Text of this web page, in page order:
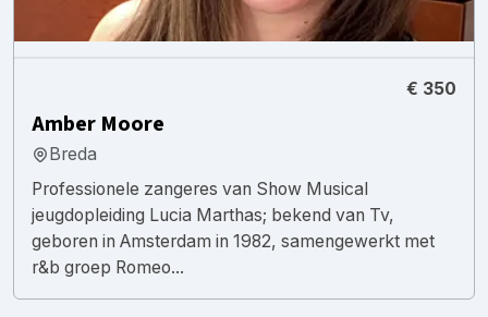
€ 350
Amber Moore
Breda
Professionele zangeres van Show Musical
jeugdopleiding Lucia Marthas; bekend van Tv,
geboren in Amsterdam in 1982, samengewerkt met
r&b groep Romeo...